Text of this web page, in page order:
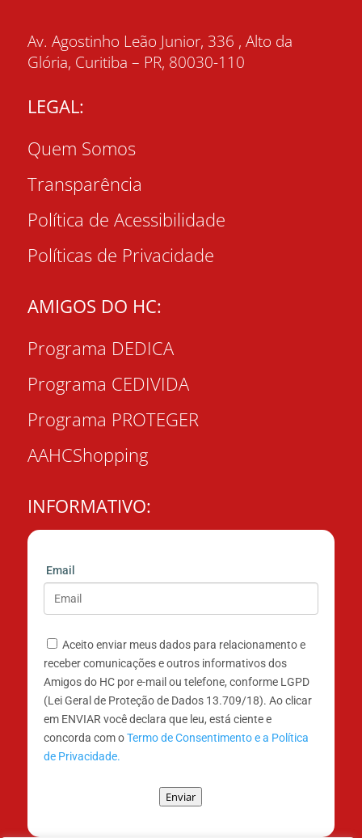
Av. Agostinho Leão Junior, 336 , Alto da
Glória, Curitiba – PR, 80030-110
LEGAL:
Quem Somos
Transparência
Política de Acessibilidade
Políticas de Privacidade
AMIGOS DO HC:
Programa DEDICA
Programa CEDIVIDA
Programa PROTEGER
AAHCShopping
INFORMATIVO:
Email
Aceito enviar meus dados para relacionamento e
receber comunicações e outros informativos dos
Amigos do HC por e-mail ou telefone, conforme LGPD
(Lei Geral de Proteção de Dados 13.709/18). Ao clicar
em ENVIAR você declara que leu, está ciente e
concorda com oTermo de Consentimento e a Política
de Privacidade.
Enviar